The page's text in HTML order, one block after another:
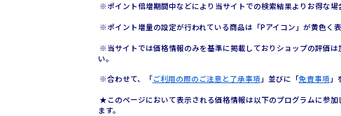
※ポイント倍増期間中などにより当サイトでの検索結果よりお得な場
※ポイント増量の設定が行われている商品は「Pアイコン」が黄色く表
※当サイトでは価格情報のみを基準に掲載しておりショップの評価
い。
※合わせて、「ご利用の際のご注意と了承事項 」並びに「免責事項 」
★このページにおいて表示される価格情報は以下のプログラムに参
ます。